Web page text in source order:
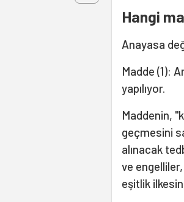
Hangi
Anayasa
Madde (1):
yapılıyor.
Maddenin,
geçmesini
alınacak
ve
eşitlik